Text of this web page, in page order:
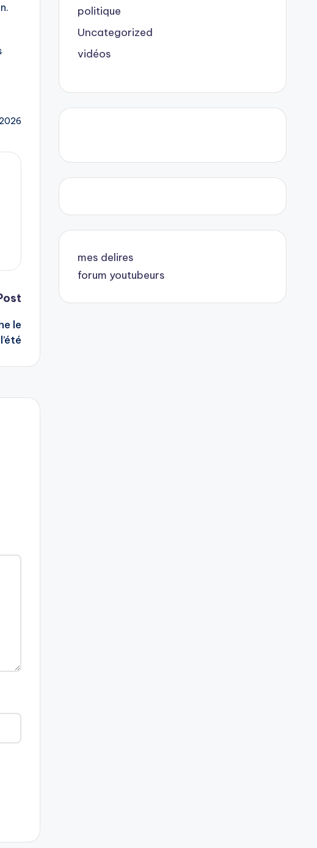
le
politique
Uncategorized
vidéos
mes delires
forum youtubeurs